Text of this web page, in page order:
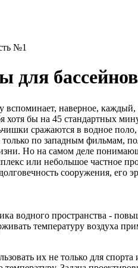
№1
для
наверное,
хотя бы на 45 стандартных
сражаются в водное
по западным фильмам,
Но на самом деле
или небольшое частное
сооружения, его
водного пространства -
температуру
их не только для